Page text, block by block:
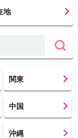
地
関東
中国
沖縄